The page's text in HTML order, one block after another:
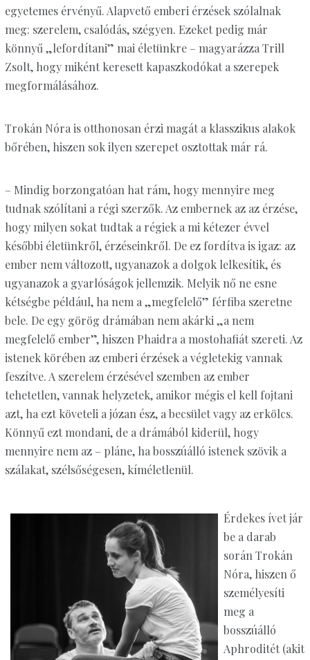
egyetemes érvényű. Alapvető emberi érzések szólalnak
meg: szerelem, csalódás, szégyen. Ezeket pedig már
könnyű „lefordítani” mai életünkre – magyarázza Trill
Zsolt, hogy miként keresett kapaszkodókat a szerepek
megformálásához.
Trokán Nóra is otthonosan érzi magát a klasszikus alakok
bőrében, hiszen sok ilyen szerepet osztottak már rá.
– Mindig borzongatóan hat rám, hogy mennyire meg
tudnak szólítani a régi szerzők. Az embernek az az érzése,
hogy milyen sokat tudtak a régiek a mi kétezer évvel
későbbi életünkről, érzéseinkről. De ez fordítva is igaz: az
ember nem változott, ugyanazok a dolgok lelkesítik, és
ugyanazok a gyarlóságok jellemzik. Melyik nő ne esne
kétségbe például, ha nem a „megfelelő” férfiba szeretne
bele. De egy görög drámában nem akárki „a nem
megfelelő ember”, hiszen Phaidra a mostohafiát szereti. Az
istenek körében az emberi érzések a végletekig vannak
feszítve. A szerelem érzésével szemben az ember
tehetetlen, vannak helyzetek, amikor mégis el kell fojtani
azt, ha ezt követeli a józan ész, a becsület vagy az erkölcs.
Könnyű ezt mondani, de a drámából kiderül, hogy
mennyire nem az – pláne, ha bosszúálló istenek szövik a
szálakat, szélsőségesen, kíméletlenül.
Érdekes ívet jár
be a darab
során Trokán
Nóra, hiszen ő
személyesíti
meg a
bosszúálló
Aphroditét (akit